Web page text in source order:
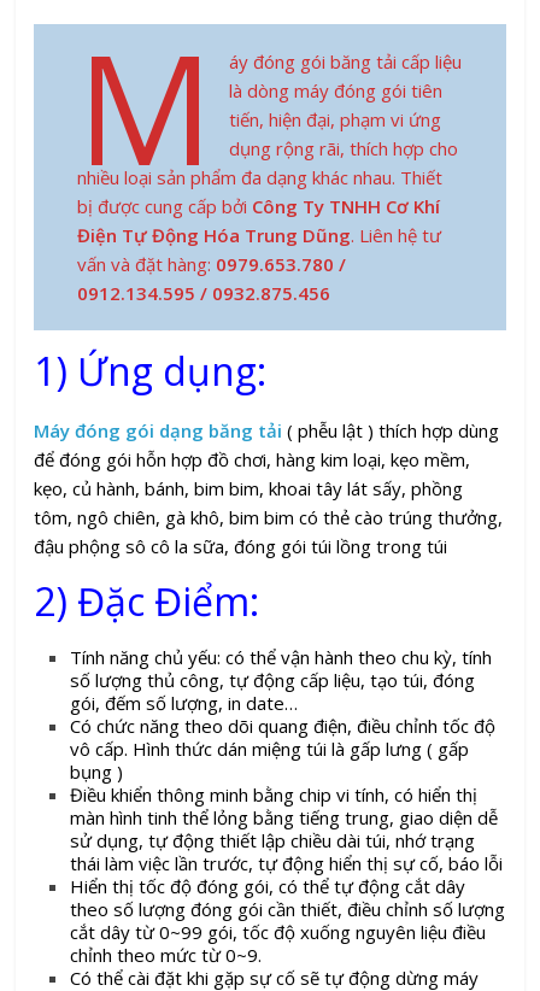
M
áy đóng gói băng tải cấp liệu
là dòng máy đóng gói tiên
tiến, hiện đại, phạm vi ứng
dụng rộng rãi, thích hợp cho
nhiều loại sản phẩm đa dạng khác nhau. Thiết
bị được cung cấp bởi Công Ty TNHH Cơ Khí
Điện Tự Động Hóa Trung Dũng. Liên hệ tư
vấn và đặt hàng: 0979.653.780 /
0912.134.595 / 0932.875.456
1) Ứng dụng:
Máy đóng gói dạng băng tải ( phễu lật ) thích hợp dùng
để đóng gói hỗn hợp đồ chơi, hàng kim loại, kẹo mềm,
kẹo, củ hành, bánh, bim bim, khoai tây lát sấy, phồng
tôm, ngô chiên, gà khô, bim bim có thẻ cào trúng thưởng,
đậu phộng sô cô la sữa, đóng gói túi lồng trong túi
2) Đặc Điểm:
Tính năng chủ yếu: có thể vận hành theo chu kỳ, tính
số lượng thủ công, tự động cấp liệu, tạo túi, đóng
gói, đếm số lượng, in date…
Có chức năng theo dõi quang điện, điều chỉnh tốc độ
vô cấp. Hình thức dán miệng túi là gấp lưng ( gấp
bụng )
Điều khiển thông minh bằng chip vi tính, có hiển thị
màn hình tinh thể lỏng bằng tiếng trung, giao diện dễ
sử dụng, tự động thiết lập chiều dài túi, nhớ trạng
thái làm việc lần trước, tự động hiển thị sự cố, báo lỗi
Hiển thị tốc độ đóng gói, có thể tự động cắt dây
theo số lượng đóng gói cần thiết, điều chỉnh số lượng
cắt dây từ 0~99 gói, tốc độ xuống nguyên liệu điều
chỉnh theo mức từ 0~9.
Có thể cài đặt khi gặp sự cố sẽ tự động dừng máy